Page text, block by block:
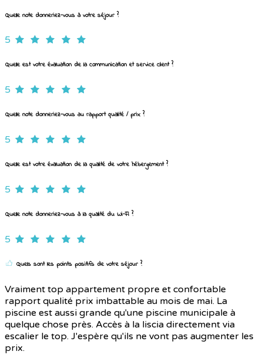
Quelle note donneriez-vous à votre séjour ?
5
Quelle est votre évaluation de la communication et service client ?
5
Quelle note donneriez-vous au rapport qualité / prix ?
5
Quelle est votre évaluation de la qualité de votre hébergement ?
5
Quelle note donneriez-vous à la qualité du Wi-Fi ?
5
Quels sont les points positifs de votre séjour ?
Vraiment top appartement propre et confortable
rapport qualité prix imbattable au mois de mai. La
piscine est aussi grande qu'une piscine municipale à
quelque chose près. Accès à la liscia directement via
escalier le top. J'espère qu'ils ne vont pas augmenter les
prix.